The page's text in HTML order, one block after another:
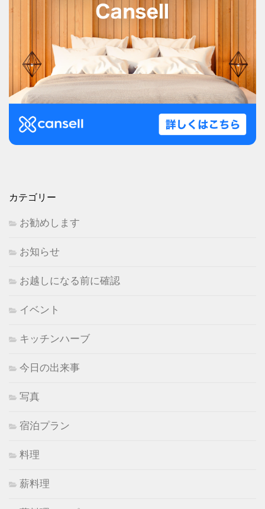
カテゴリー
お勧めします
お知らせ
お越しになる前に確認
イベント
キッチンハーブ
今日の出来事
写真
宿泊プラン
料理
薪料理